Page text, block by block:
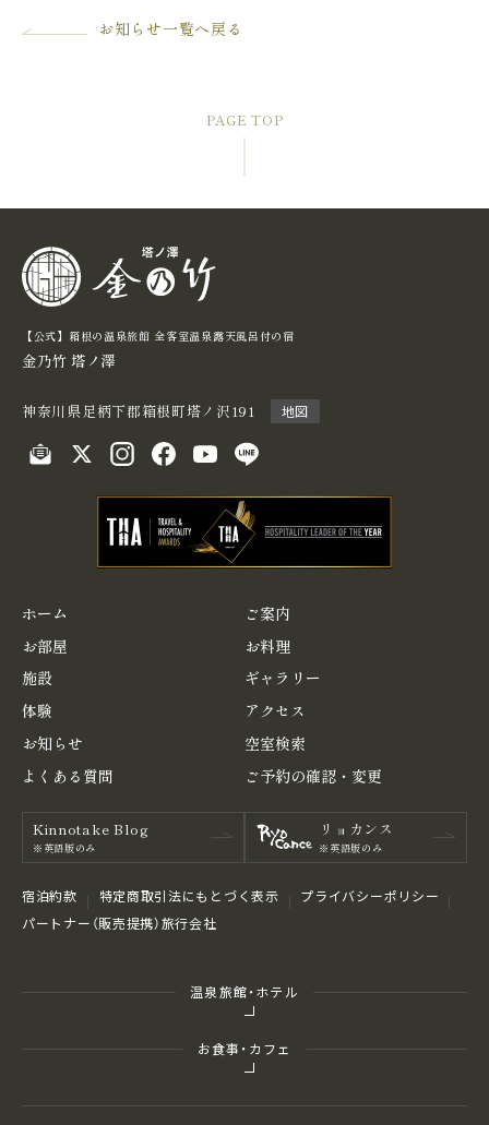
お知らせ一覧へ戻る
PAGE TOP
【公式】箱根の温泉旅館 全客室温泉露天⾵呂付の宿
金乃竹 塔ノ澤
神奈川県足柄下郡箱根町塔ノ沢191 地図
ホーム
ご案内
お部屋
お料理
施設
ギャラリー
体験
アクセス
お知らせ
空室検索
よくある 質問 ご予約の確認・変更
Kinnotake Blog
※英語版のみ
リョカンス
※英語版のみ
宿泊約款 特定商取引法にもとづく表⽰
プライバシーポリシー
パートナー（販売提携）旅行会社
温泉旅館・ホテル
お食事・カフェ